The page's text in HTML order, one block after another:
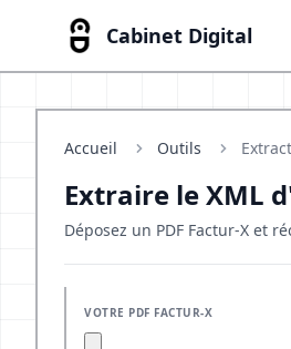
Cabinet Digital
Accueil Outils
Extraire le XML
Déposez un PDF Factur-X et
VOTRE PDF FACTUR-X